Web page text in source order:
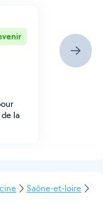
la
Saône-et-loire